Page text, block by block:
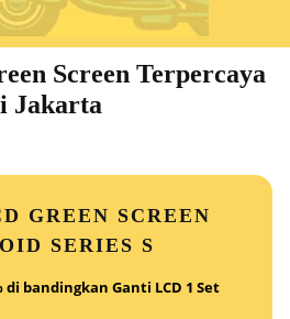
Screen Terpercaya
Jakarta​
GREEN SCREEN
SERIES S
di bandingkan Ganti LCD 1 Set